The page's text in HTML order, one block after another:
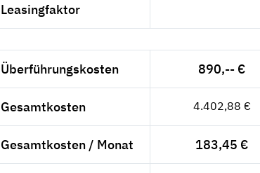
Leasingfaktor
Überführungskosten 890,-- €
Gesamtkosten 4.402,88 €
Gesamtkosten / Monat 183,45 €